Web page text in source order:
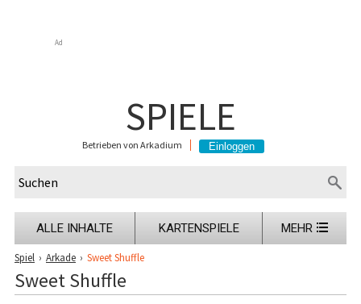
Ad
SPIELE
Betrieben von Arkadium
ALLE INHALTE KARTENSPIELE MEHR
Spiel › Arkade › Sweet Shuffle
Sweet Shuffle